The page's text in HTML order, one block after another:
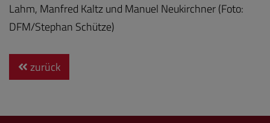
Lahm, Manfred Kaltz und Manuel Neukirchner (Foto:
DFM/Stephan Schütze)
zurück